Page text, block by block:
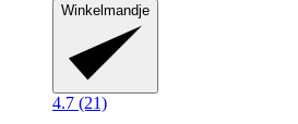
Winkelmandje
4.7 (21)